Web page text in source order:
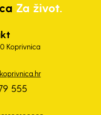
Za život.
Koprivnica
555